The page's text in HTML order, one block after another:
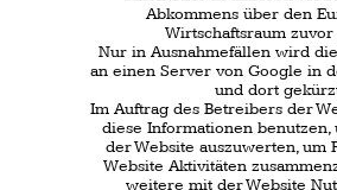
Mithilfe der Google +1 Schaltfläche können Sie
Informationen weltweit veröffentlichen.
Über die Google +1-Schaltfläche erhalten Sie und
andere Nutzer personalisierte Inhalte von Google
und unseren Partnern. Google speichert sowohl
die Informationen, dass Sie für einen Inhalt +1
gegeben haben, als auch Informationen über die
Seite, die Sie beim Klicken auf +1 angesehen
haben. Ihre +1 können als Hinweise zusammen
mit Ihrem Profilnamen und Ihrem Foto in Google-
Diensten, wie etwa in Suchergebnissen oder in
Ihrem Google-Profil, oder an anderen Stellen auf
Websites und Anzeigen im Internet eingeblendet